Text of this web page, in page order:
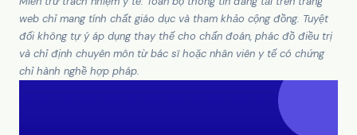
web chỉ mang tính chất giáo dục và tham khảo cộng đồng. Tuyệt
đối không tự ý áp dụng thay thế cho chẩn đoán, phác đồ điều trị
và chỉ định chuyên môn từ bác sĩ hoặc nhân viên y tế có chứng
chỉ hành nghề hợp pháp.